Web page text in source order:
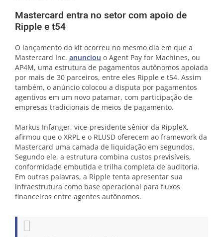
Mastercard entra no setor com apoio de
Ripple e t54
O lançamento do kit ocorreu no mesmo dia em que a
Mastercard Inc. anunciou o Agent Pay for Machines, ou
AP4M, uma estrutura de pagamentos autônomos apoiada
por mais de 30 parceiros, entre eles Ripple e t54. Assim
também, o anúncio colocou a disputa por pagamentos
agentivos em um novo patamar, com participação de
empresas tradicionais de meios de pagamento.
Markus Infanger, vice-presidente sênior da RippleX,
afirmou que o XRPL e o RLUSD oferecem ao framework da
Mastercard uma camada de liquidação em segundos.
Segundo ele, a estrutura combina custos previsíveis,
conformidade embutida e trilha completa de auditoria.
Em outras palavras, a Ripple tenta apresentar sua
infraestrutura como base operacional para fluxos
financeiros entre agentes autônomos.